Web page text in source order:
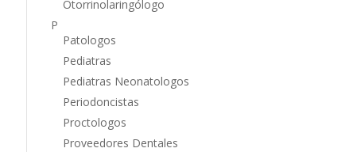
Otorrinolaringólogo
P
Patologos
Pediatras
Pediatras Neonatologos
Periodoncistas
Proctologos
Proveedores Dentales